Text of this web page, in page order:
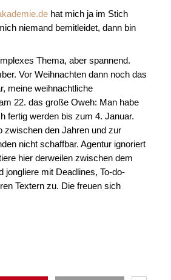
hat mich ja im Stich
niemand bemitleidet, dann bin
Thema, aber spannend.
Vor Weihnachten dann noch das
meine weihnachtliche
22. das große Oweh: Man habe
fertig werden bis zum 4. Januar.
zwischen den Jahren und zur
nicht schaffbar. Agentur ignoriert
hier derweilen zwischen dem
jongliere mit Deadlines, To-do-
Textern zu. Die freuen sich